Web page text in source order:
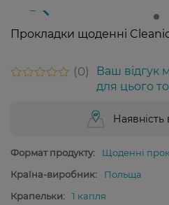
Прокладки щоденні
0
Ваш відгук
для цього
Наявність
Формат продукту:
Щоденні
Країна-виробник:
Польща
Крапельки:
1 капля